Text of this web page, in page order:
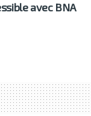
avec BNA